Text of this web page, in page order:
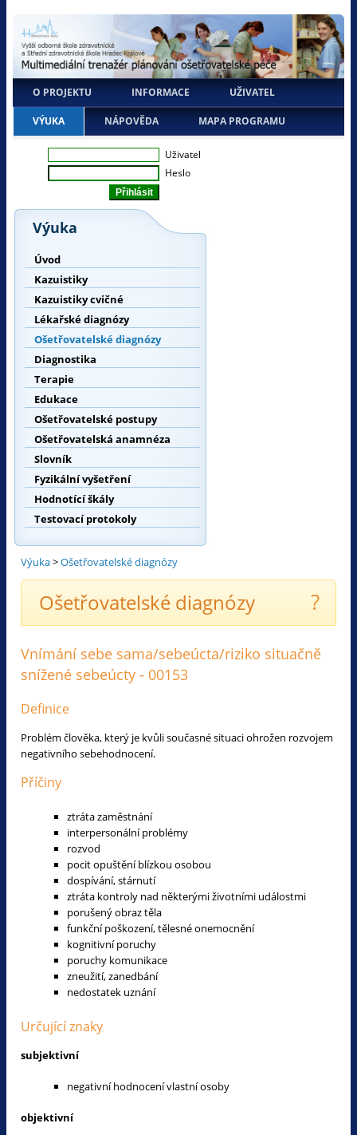
O PROJEKTU INFORMACE UŽIVATEL
VÝUKA NÁPOVĚDA MAPA PROGRAMU
Uživatel
Heslo
Výuka
Úvod
Kazuistiky
Kazuistiky cvičné
Lékařské diagnózy
Ošetřovatelské diagnózy
Diagnostika
Terapie
Edukace
Ošetřovatelské postupy
Ošetřovatelská anamnéza
Slovník
Fyzikální vyšetření
Hodnotící škály
Testovací protokoly
Výuka>Ošetřovatelské diagnózy
Ošetřovatelské diagnózy ?
Vnímání sebe sama/sebeúcta/riziko situačně
snížené sebeúcty - 00153
Definice
Problém člověka, který je kvůli současné situaci ohrožen rozvojem
negativního sebehodnocení.
Příčiny
ztráta zaměstnání
interpersonální problémy
rozvod
pocit opuštění blízkou osobou
dospívání, stárnutí
ztráta kontroly nad některými životními událostmi
porušený obraz těla
funkční poškození, tělesné onemocnění
kognitivní poruchy
poruchy komunikace
zneužití, zanedbání
nedostatek uznání
Určující znaky
subjektivní
negativní hodnocení vlastní osoby
objektivní